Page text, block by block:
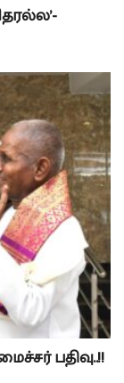
பதிவு..!!